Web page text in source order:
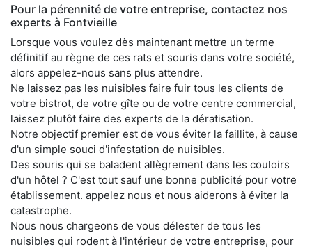
Pour la pérennité de votre entreprise, contactez nos
experts à Fontvieille
Lorsque vous voulez dès maintenant mettre un terme
définitif au règne de ces rats et souris dans votre société,
alors appelez-nous sans plus attendre.
Ne laissez pas les nuisibles faire fuir tous les clients de
votre bistrot, de votre gîte ou de votre centre commercial,
laissez plutôt faire des experts de la dératisation.
Notre objectif premier est de vous éviter la faillite, à cause
d'un simple souci d'infestation de nuisibles.
Des souris qui se baladent allègrement dans les couloirs
d'un hôtel ? C'est tout sauf une bonne publicité pour votre
établissement. appelez nous et nous aiderons à éviter la
catastrophe.
Nous nous chargeons de vous délester de tous les
nuisibles qui rodent à l'intérieur de votre entreprise, pour